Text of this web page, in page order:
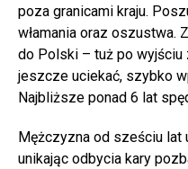
poza granicami kraju.
włamania oraz oszustwa.
do Polski – tuż po wyjściu
jeszcze uciekać, szybko
Najbliższe ponad 6 lat
Mężczyzna od sześciu lat
unikając odbycia kary